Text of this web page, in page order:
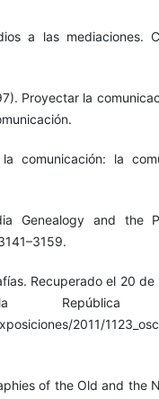
a las mediaciones.
Proyectar la
comunicación: la
Genealogy and the
Recuperado el 20
2011/
of the Old and the